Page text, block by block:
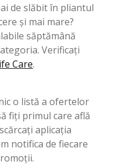
de slăbit în pliantul
și mai mare?
săptămână
Verificați
Care.
o listă a ofertelor
fiți primul care află
aplicația
notifica de fiecare